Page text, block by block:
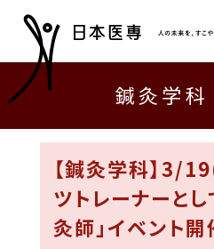
鍼灸学科
【鍼灸学科】3/
ツトレーナーと
灸師」イベント